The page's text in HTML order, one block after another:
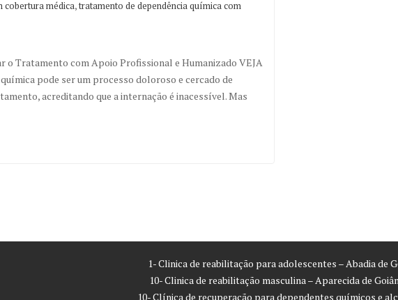
cobertura médica,tratamento de dependência química com
o Tratamento com Apoio Profissional e Humanizado VEJA
pode ser um processo doloroso e cercado de
acreditando que a internação é inacessível. Mas
1- Clinica de reabilitação para adolescentes – Abadia de
10- Clinica de reabilitação masculina – Aparecida de
10- Clínica de recuperação para dependentes químicos e